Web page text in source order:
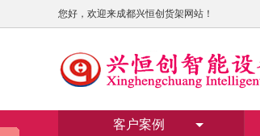
您好，欢迎来成都兴恒创货架网站！
客户案例